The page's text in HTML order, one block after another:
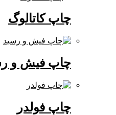
چاپ کاتالوگ
چاپ فیش و رسید
چاپ فولدر